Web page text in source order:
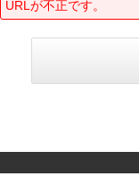
URLが不正です。